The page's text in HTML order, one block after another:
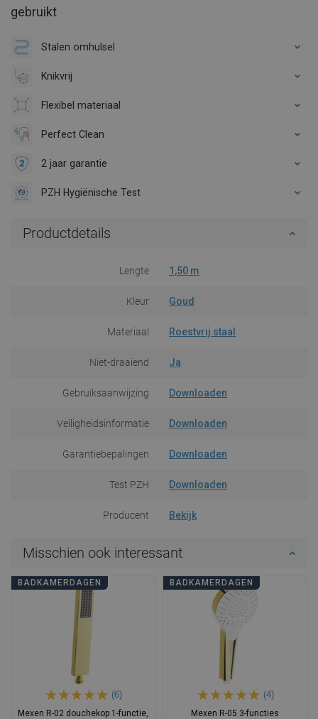
gebruikt
Stalen omhulsel
Knikvrij
Flexibel materiaal
Perfect Clean
2 jaar garantie
PZH Hygiënische Test
Productdetails
Lengte 1,50 m
Kleur Goud
Materiaal Roestvrij staal
Niet-draaiend Ja
Gebruiksaanwijzing Downloaden
Veiligheidsinformatie Downloaden
Garantiebepalingen Downloaden
Test PZH Downloaden
Producent Bekijk
Misschien ook interessant
BADKAMERDAGEN
(6)
Mexen R-02 douchekop 1-functie,
BADKAMERDAGEN
(4)
Mexen R-05 3-functies